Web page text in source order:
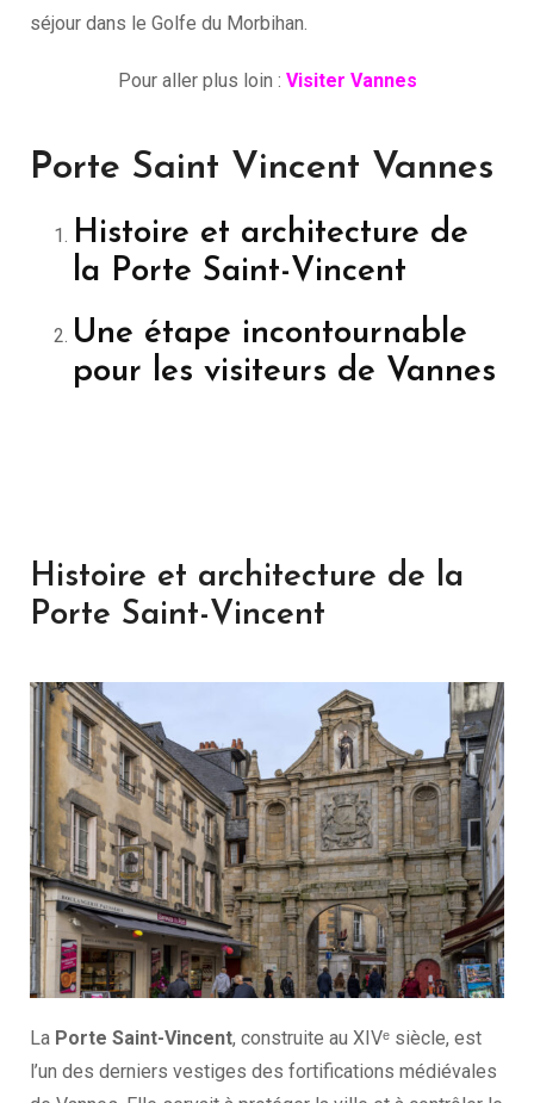
séjour dans le Golfe du Morbihan.
Pour aller plus loin : Visiter Vannes
Porte Saint Vincent Vannes
Histoire et architecture de
la Porte Saint-Vincent
Une étape incontournable
pour les visiteurs de Vannes
Histoire et architecture de la
Porte Saint-Vincent
La Porte Saint-Vincent, construite au XIVᵉ siècle, est
l’un des derniers vestiges des fortifications médiévales